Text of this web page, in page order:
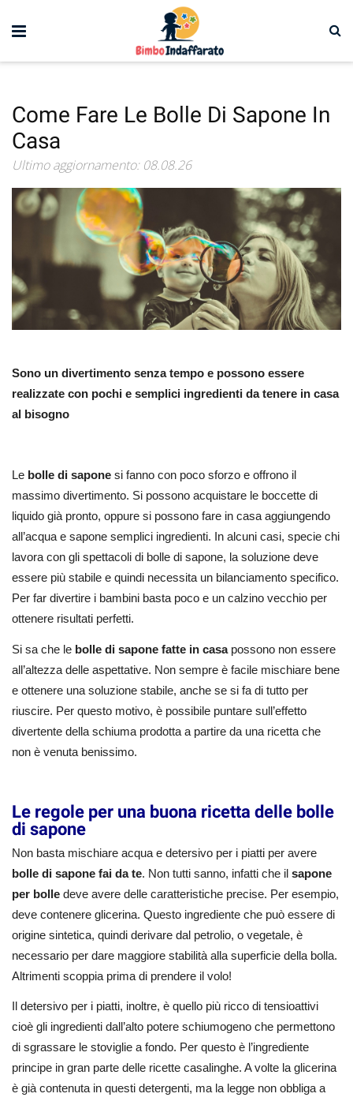
Come Fare Le Bolle Di Sapone In
Casa
Ultimo aggiornamento: 08.08.26
Sono un divertimento senza tempo e possono essere
realizzate con pochi e semplici ingredienti da tenere in casa
al bisogno
Le bolle di sapone si fanno con poco sforzo e offrono il
massimo divertimento. Si possono acquistare le boccette di
liquido già pronto, oppure si possono fare in casa aggiungendo
all’acqua e sapone semplici ingredienti. In alcuni casi, specie chi
lavora con gli spettacoli di bolle di sapone, la soluzione deve
essere più stabile e quindi necessita un bilanciamento specifico.
Per far divertire i bambini basta poco e un calzino vecchio per
ottenere risultati perfetti.
Si sa che le bolle di sapone fatte in casa possono non essere
all’altezza delle aspettative. Non sempre è facile mischiare bene
e ottenere una soluzione stabile, anche se si fa di tutto per
riuscire. Per questo motivo, è possibile puntare sull’effetto
divertente della schiuma prodotta a partire da una ricetta che
non è venuta benissimo.
Le regole per una buona ricetta delle bolle
di sapone
Non basta mischiare acqua e detersivo per i piatti per avere
bolle di sapone fai da te. Non tutti sanno, infatti che il sapone
per bolle deve avere delle caratteristiche precise. Per esempio,
deve contenere glicerina. Questo ingrediente che può essere di
origine sintetica, quindi derivare dal petrolio, o vegetale, è
necessario per dare maggiore stabilità alla superficie della bolla.
Altrimenti scoppia prima di prendere il volo!
Il detersivo per i piatti, inoltre, è quello più ricco di tensioattivi
cioè gli ingredienti dall’alto potere schiumogeno che permettono
di sgrassare le stoviglie a fondo. Per questo è l’ingrediente
principe in gran parte delle ricette casalinghe. A volte la glicerina
è già contenuta in questi detergenti, ma la legge non obbliga a